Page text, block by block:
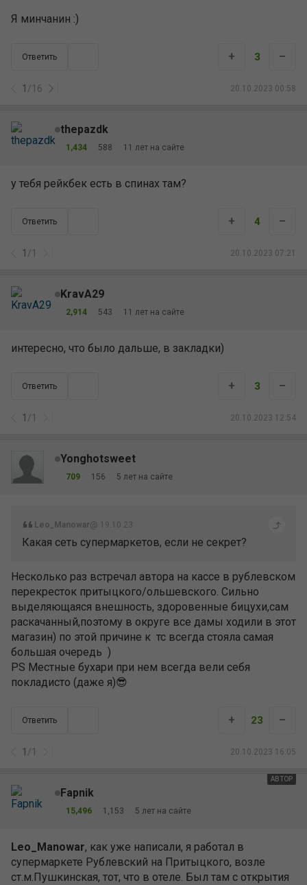
Я минчанин :)
Ответить
1 /16 20.10.2023 00:58
+ 3 –
thepazdk
1,434 588 11 лет на сайте
у тебя рейкбек есть в спинах там?
Ответить
1 /1 20.10.2023 07:21
+ 4 –
KravA29
2,914 543 11 лет на сайте
интересно, что было дальше, в закладки)
Ответить
1 /1 20.10.2023 12:54
+ 3 –
Yonghotsweet
709 156 5 лет на сайте
Leo_Manowar@ 19.10.23
Какая сеть супермаркетов, если не секрет?
Несколько раз встречал автора на кассе в рублевском
перекресток притыцкого/ольшевского. Сильно
выделяющаяся внешность, здоровенные бицухи,сам
раскачанный,поэтому в округе все дамы ходили в этот
магазин) по этой причине к тс всегда стояла самая
большая очередь )
PS Местные бухари при нем всегда вели себя
покладисто (даже я)😎
Ответить
1 /1 20.10.2023 16:05
+ 23 –
АВТОР
Fapnik
15,496 1,153 5 лет на сайте
Leo_Manowar, как уже написали, я работал в
супермаркете Рублевский на Притыцкого, возле
ст.м.Пушкинская, тот, что в отеле. Был там с открытия